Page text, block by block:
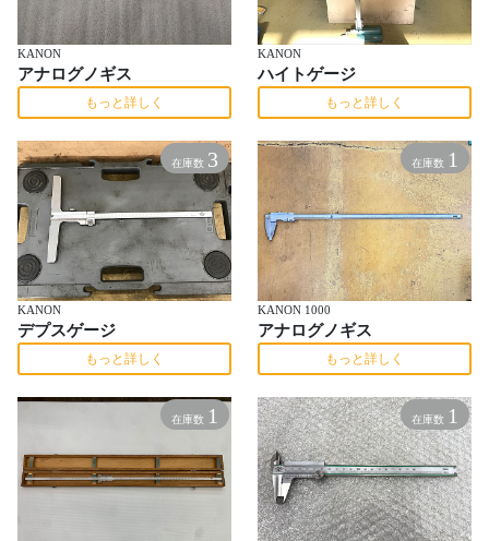
KANON
アナログノギス
もっと詳しく
KANON
ハイトゲージ
もっと詳しく
在庫数 3
KANON
デプスゲージ
もっと詳しく
在庫数 1
KANON 1000
アナログノギス
もっと詳しく
在庫数 1 在庫数 1